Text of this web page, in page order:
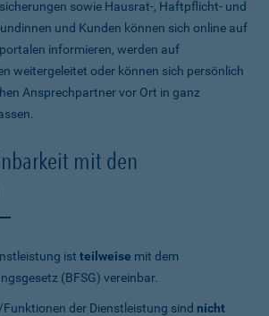
sowie Hausrat-, Haftpflicht- und
und Kunden können sich online auf
informieren, werden auf
weitergeleitet oder können sich persönlich
Ansprechpartner vor Ort in ganz
mit den
ist teilweise mit dem
(BFSG) vereinbar.
der Dienstleistung sind nicht